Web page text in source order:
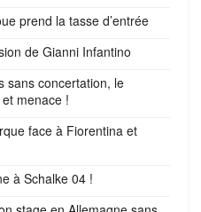
prend la tasse d’entrée
de Gianni Infantino
sans concertation, le
menace !
face à Fiorentina et
à Schalke 04 !